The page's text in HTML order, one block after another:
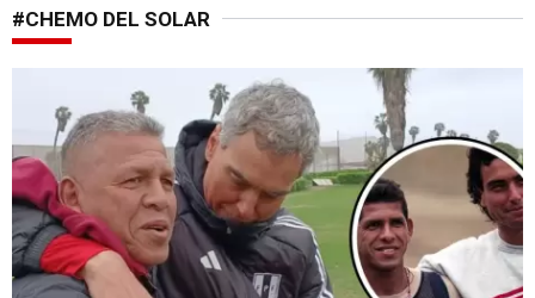
#CHEMO DEL SOLAR
¡Inesperado reencuentro!